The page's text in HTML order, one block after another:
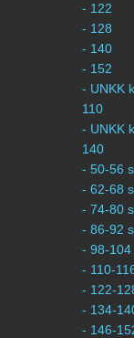
- 122
- 128
- 140
- 152
- UNKK
110
- UNKK
140
- 50-56
- 62-68
- 74-80
- 86-92
- 98-104
- 110-
- 122-
- 134-
- 146-